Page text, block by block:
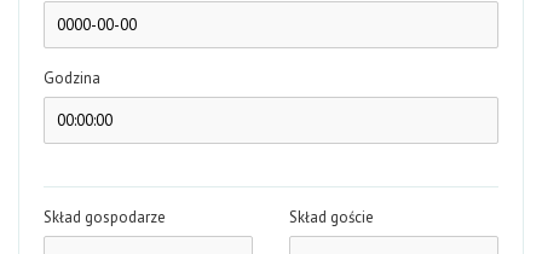
Godzina
Skład gospodarze Skład goście